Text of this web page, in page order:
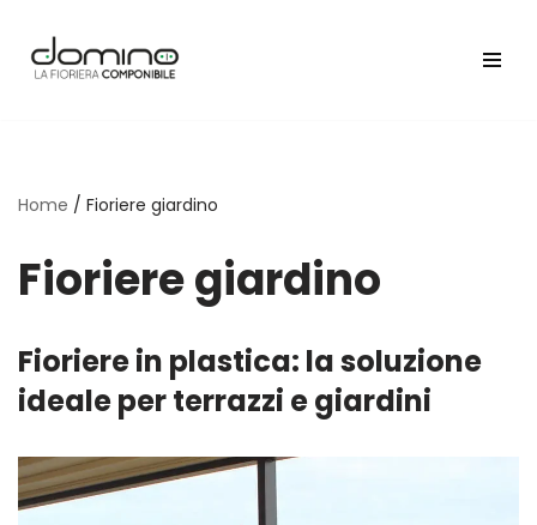
Vai
Home / Fioriere giardino
Fioriere giardino
Fioriere in plastica: la soluzione
ideale per terrazzi e giardini